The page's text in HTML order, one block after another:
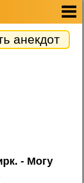
анекдот
- Могу